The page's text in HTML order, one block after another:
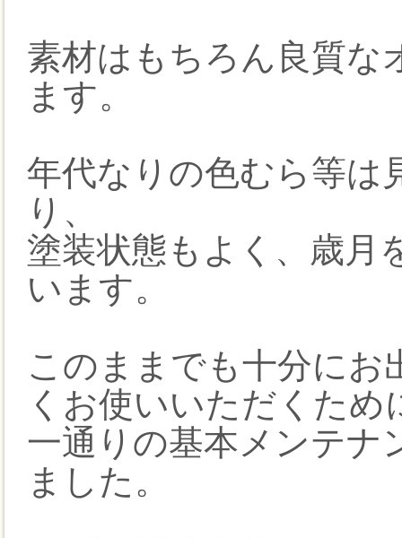
素材はもちろん良質な
ます。
年代なりの色むら等は
り、
塗装状態もよく、歳月
います。
このままでも十分にお
くお使いいただくため
一通りの基本メンテナ
ました。